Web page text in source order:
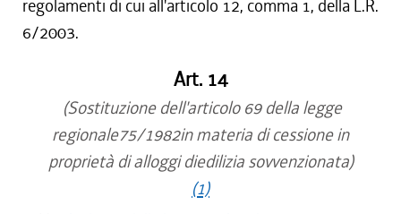
regolamenti di cui all'articolo 12, comma 1, della L.R.
6/2003.
Art. 14
(Sostituzione dell'articolo 69 della legge
regionale75/1982in materia di cessione in
proprietà di alloggi diedilizia sovvenzionata)
(1)